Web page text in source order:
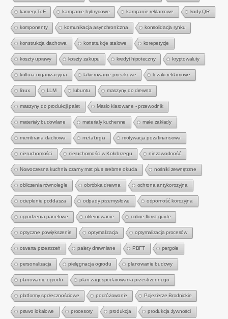
kamery ToF kampanie hybrydowe kampanie reklamowe kody QR
komponenty komunikacja asynchroniczna konsolidacja rynku
konstrukcja dachowa konstrukcje stalowe korepetycje
koszty uprawy koszty zakupu kredyt hipoteczny kryptowaluty
kultura organizacyjna lakierowanie proszkowe leżaki reklamowe
linux LLM lubuntu maszyny do drewna
maszyny do produkcji palet Masło klarowane - przewodnik
materiały budowlane materiały kuchenne małe zakłady
membrana dachowa metalurgia motywacja pozafinansowa
nieruchomości nieruchomości w Kołobrzegu niezawodność
Nowoczesna kuchnia czarny mat plus srebrne okucia nośniki zewnętrzne
obliczenia równoległe obróbka drewna ochrona antykorozyjna
ocieplenie poddasza odpady przemysłowe odporność korozyjna
ogrodzenia panelowe okleinowanie online florist guide
optyczne powiększenie optymalizacja optymalizacja procesów
otwarta przestrzeń palety drewniane PBFT pergole
personalizacja pielęgnacja ogrodu planowanie budowy
planowanie ogrodu plan zagospodarowania przestrzennego
platformy społecznościowe podróżowanie Pojezierze Brodnickie
prawo lokalowe procesory produkcja produkcja żywności